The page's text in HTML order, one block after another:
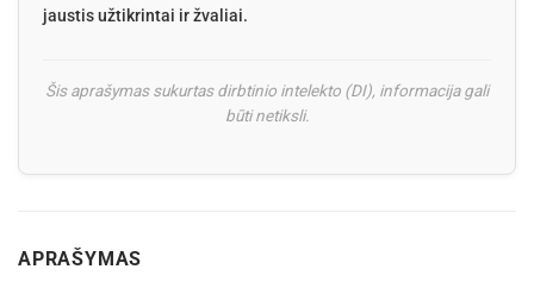
jaustis užtikrintai ir žvaliai.
Šis aprašymas sukurtas dirbtinio intelekto (DI), informacija gali
būti netiksli.
APRAŠYMAS